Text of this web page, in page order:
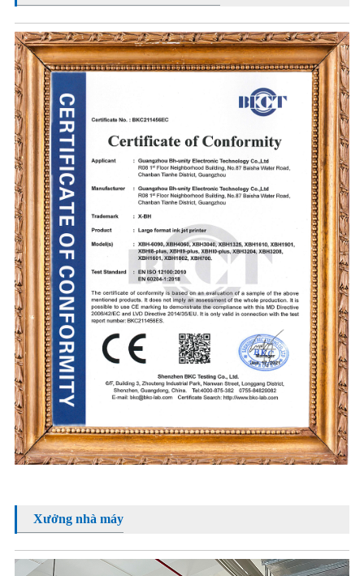
Xưởng nhà máy